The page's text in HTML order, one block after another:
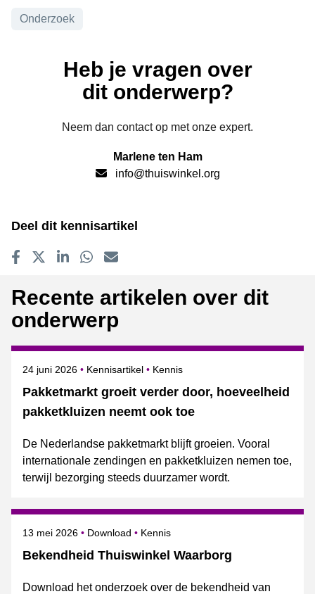
Onderwerpen
Onderzoek
Heb je vragen over
dit onderwerp?
Neem dan contact op met onze expert.
Marlene ten Ham
info@thuiswinkel.org
Deel dit kennisartikel
Recente artikelen over dit
onderwerp
Pakketmarkt groeit verder door, hoeveelheid
pakketkluizen neemt ook toe
Gepubliceerd op
24 juni 2026 Kennisartikel Onderwerpen
Kennis
De Nederlandse pakketmarkt blijft groeien. Vooral
internationale zendingen en pakketkluizen nemen toe,
terwijl bezorging steeds duurzamer wordt.
Bekendheid Thuiswinkel Waarborg
Gepubliceerd op
13 mei 2026 Download Onderwerpen
Kennis
Download het onderzoek over de bekendheid van